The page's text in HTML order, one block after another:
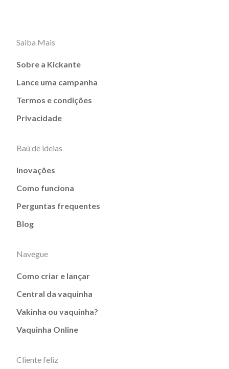
Saiba Mais
Sobre a Kickante
Lance uma campanha
Termos e condições
Privacidade
Baú de ideias
Inovações
Como funciona
Perguntas frequentes
Blog
Navegue
Como criar e lançar
Central da vaquinha
Vakinha ou vaquinha?
Vaquinha Online
Cliente feliz